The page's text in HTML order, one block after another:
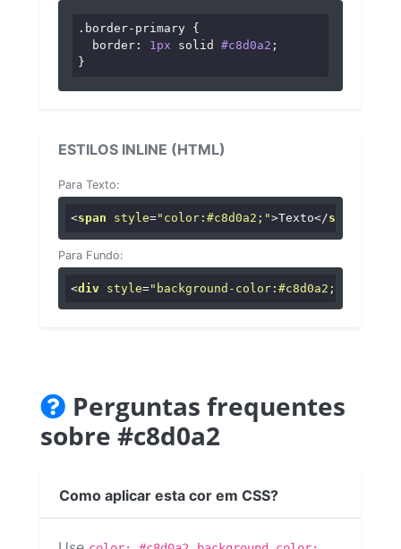
.border-primary {
border : 1px solid #c8d0a2 ;
}
ESTILOS INLINE (HTML)
Para Texto:
<span style="color:#c8d0a2;">Texto</span
Para Fundo:
<div style="background-color:#c8d0a2;"
Perguntas frequentes
sobre #c8d0a2
Como aplicar esta cor em CSS?